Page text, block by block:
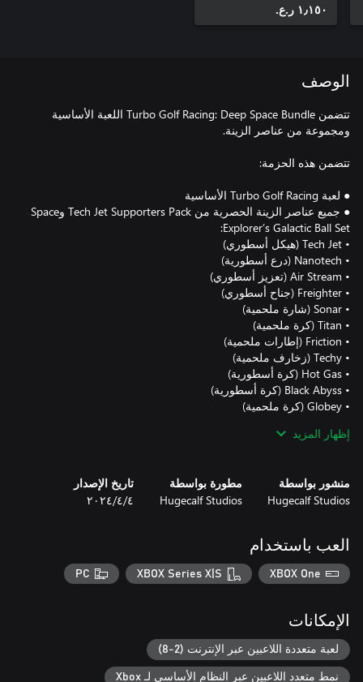
١٫١٥٠ ر.ع.‏
الوصف
تتضمن Turbo Golf Racing: Deep Space Bundle اللعبة الأساسية
● جميع عناصر الزينة الحصرية من Tech Jet Supporters Pack وSpace
إظهار المزيد
منشور بواسطة
Hugecalf Studios
مطورة بواسطة
Hugecalf Studios
تاريخ الإصدار
٤‏/٤‏/٢٠٢٤
العب باستخدام
XBOX One
XBOX Series X|S
PC
الإمكانات
لعبة متعددة اللاعبين عبر الإنترنت (2-8)
نمط متعدد اللاعبين عبر النظام الأساسي لـ Xbox